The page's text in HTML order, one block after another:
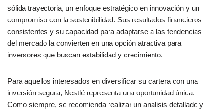
sólida trayectoria, un enfoque estratégico en innovación y un
compromiso con la sostenibilidad. Sus resultados financieros
consistentes y su capacidad para adaptarse a las tendencias
del mercado la convierten en una opción atractiva para
inversores que buscan estabilidad y crecimiento.
Para aquellos interesados en diversificar su cartera con una
inversión segura, Nestlé representa una oportunidad única.
Como siempre, se recomienda realizar un análisis detallado y